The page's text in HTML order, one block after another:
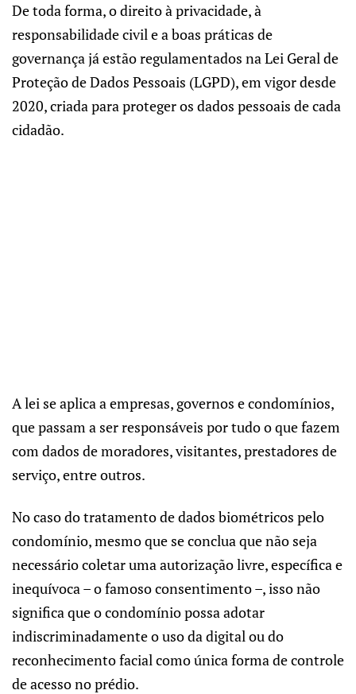
De toda forma, o direito à privacidade, à
responsabilidade civil e a boas práticas de
governança já estão regulamentados na Lei Geral de
Proteção de Dados Pessoais (LGPD), em vigor desde
2020, criada para proteger os dados pessoais de cada
cidadão.
A lei se aplica a empresas, governos e condomínios,
que passam a ser responsáveis por tudo o que fazem
com dados de moradores, visitantes, prestadores de
serviço, entre outros.
No caso do tratamento de dados biométricos pelo
condomínio, mesmo que se conclua que não seja
necessário coletar uma autorização livre, específica e
inequívoca – o famoso consentimento –, isso não
significa que o condomínio possa adotar
indiscriminadamente o uso da digital ou do
reconhecimento facial como única forma de controle
de acesso no prédio.